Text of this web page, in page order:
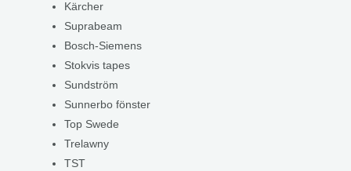
Kärcher
Suprabeam
Bosch-Siemens
Stokvis tapes
Sundström
Sunnerbo fönster
Top Swede
Trelawny
TST